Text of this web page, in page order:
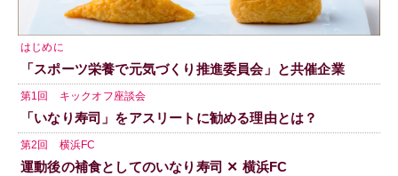
はじめに
「スポーツ栄養で元気づくり推進委員会」と共催企業
第1回 キックオフ座談会
「いなり寿司」をアスリートに勧める理由とは？
第2回 横浜FC
運動後の補食としてのいなり寿司 ✕ 横浜FC